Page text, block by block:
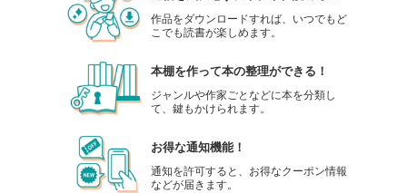
作品をダウンロードすれば、いつでもど
こでも読書が楽しめます。
本棚を作って本の整理ができる！
ジャンルや作家ごとなどに本を分類し
て、鍵もかけられます。
お得な通知機能！
通知を許可すると、お得なクーポン情報
などが届きます。